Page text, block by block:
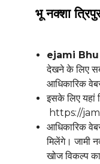
भू नक्शा
ejami
देखने के लिए
आधिकारिक
इसके लिए यहां
https://
आधिकारिक
मिलेंगे। जामी
खोज विकल्प